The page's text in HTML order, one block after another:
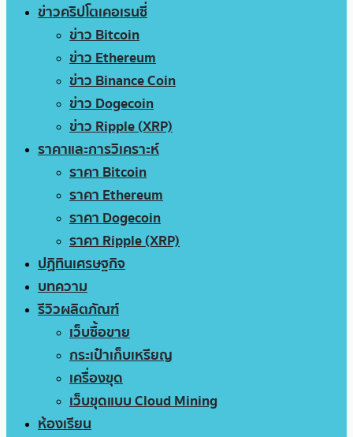
ข่าวคริปโตเคอเรนซี่
ข่าว Bitcoin
ข่าว Ethereum
ข่าว Binance Coin
ข่าว Dogecoin
ข่าว Ripple (XRP)
ราคาและการวิเคราะห์
ราคา Bitcoin
ราคา Ethereum
ราคา Dogecoin
ราคา Ripple (XRP)
ปฏิทินเศรษฐกิจ
บทความ
รีวิวผลิตภัณฑ์
เว็บซื้อขาย
กระเป๋าเก็บเหรียญ
เครื่องขุด
เว็บขุดแบบ Cloud Mining
ห้องเรียน